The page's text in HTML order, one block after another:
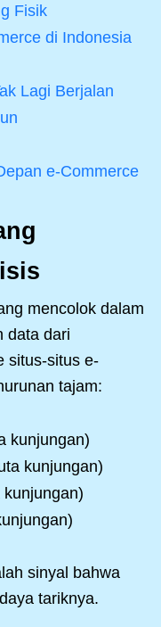
Fisik
di Indonesia
Lagi Berjalan
e-Commerce
mencolok dalam
data dari
situs-situs e-
tajam:
kunjungan)
kunjungan)
sinyal bahwa
tariknya.